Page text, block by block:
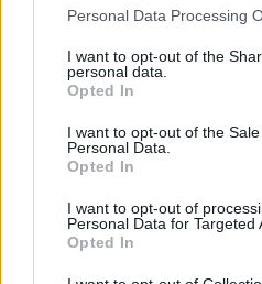
Please note that this website/
not limited to your visit or usage
grant or deny consent to
use your data for below
consent section.
Personal Data Processing
I want to opt-out of the
personal data.
Opted In
I want to opt-out of the
Personal Data.
Opted In
I want to opt-out of
Personal Data for Targeted
Opted In
bővítette és csiszolta a
igazán kiforrott élményre
verzióban.
Egyelőre pontos dátumot
mindössze annyit árultak
2025-ben is folytatódik,
megjelenési időpont.
alapján már most sokan